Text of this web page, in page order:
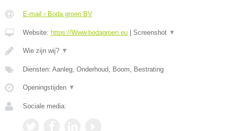
E-mail › Boda groen BV
Website: https://Www.bodagroen.eu Screenshot ▼
Wie zijn wij? ▼
Diensten: Aanleg, Onderhoud, Boom, Bestrating
Openingstijden ▼
Sociale media: